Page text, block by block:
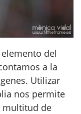
del
a la
Utilizar
nos permite
multitud de